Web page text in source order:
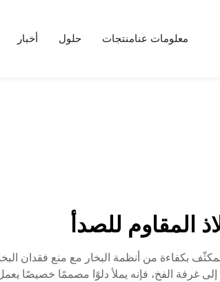
معلومات عنامنتجات حلول أخبار
المقاوم للصدأ
بكفاءة من أنظمة البخار مع منع فقدان
غرفة الفخ، فإنه يملأ دلوًا مصممًا خصيصًا